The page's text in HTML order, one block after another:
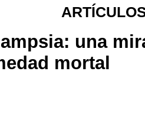
una
mortal